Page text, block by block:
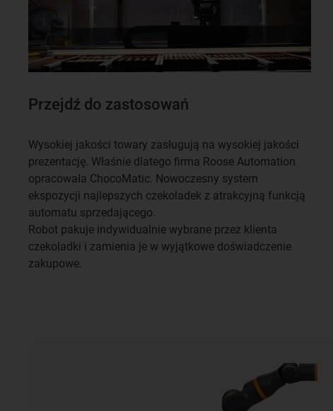
Przejdź do zastosowań
Wysokiej jakości towary zasługują na wysokiej jakości
prezentację. Właśnie dlatego firma Roose Automation
opracowała ChocoMatic. Nowoczesny system
ekspozycji najlepszych czekoladek z atrakcyjną funkcją
automatu sprzedającego.
Robot pakuje indywidualnie wybrane przez klienta
czekoladki i zamienia je w wyjątkowe doświadczenie
zakupowe.